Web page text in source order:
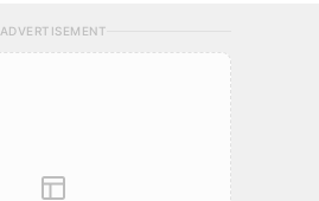
ADVERTISEMENT